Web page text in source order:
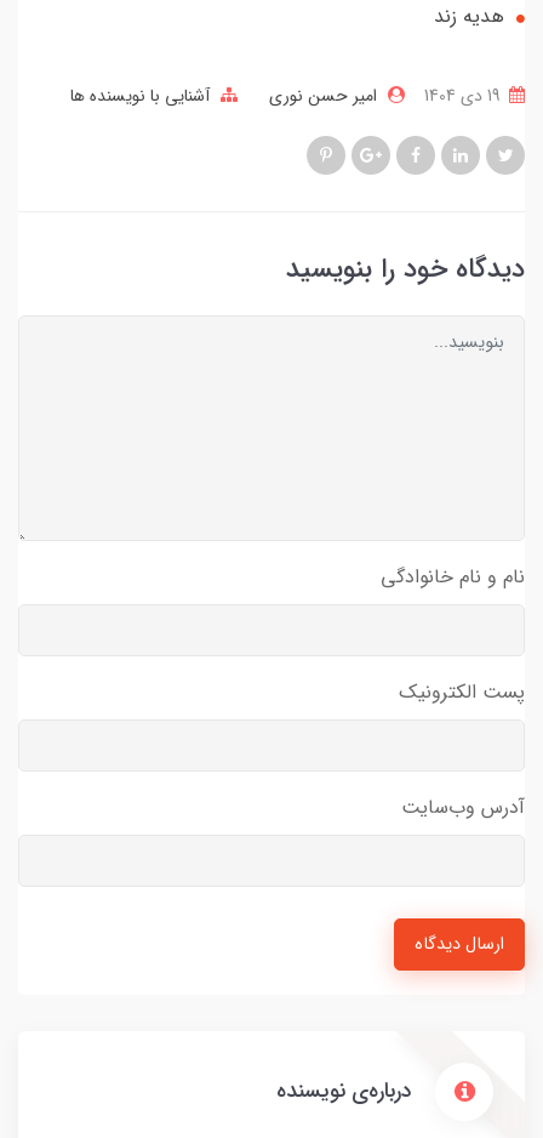
هدیه زند
امیر حسن نوری آشنایی با نویسنده ها
دیدگاه خود را بنویسید
نام و نام خانوادگی
پست الکترونیک
آدرس وب‌سایت
ارسال دیدگاه
درباره‌ی نویسنده